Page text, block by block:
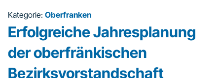
Kategorie: Oberfranken
Erfolgreiche Jahresplanung
der oberfränkischen
Bezirksvorstandschaft